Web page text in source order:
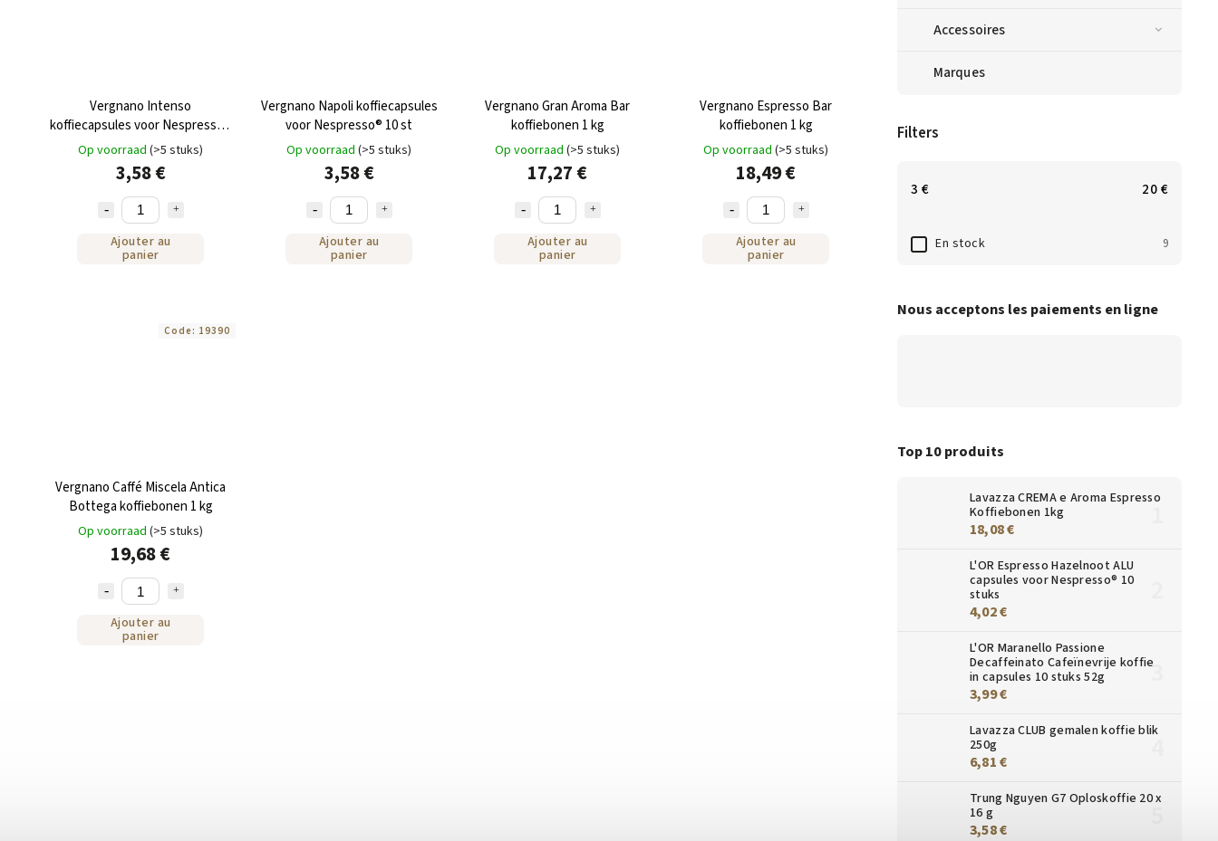
Accessoires
Marques
Filters
3 € 20€
En stock 9
Nous acceptons les paiements en ligne
Top 10 produits
Lavazza CREMA e Aroma Espresso
Koffiebonen 1kg
18,08 €
L'OR Espresso Hazelnoot ALU
capsules voor Nespresso® 10
stuks
4,02 €
L'OR Maranello Passione
Decaffeinato Cafeïnevrije koffie
in capsules 10 stuks 52g
3,99 €
Lavazza CLUB gemalen koffie blik
250g
6,81 €
Trung Nguyen G7 Oploskoffie 20 x
16 g
3,58 €
Vergnano Intenso
koffiecapsules voor Nespresso®
10 st
Op voorraad (>5 stuks)
3,58 €
Ajouter au
panier
Vergnano Napoli koffiecapsules
voor Nespresso® 10 st
Op voorraad (>5 stuks)
3,58 €
Ajouter au
panier
Vergnano Gran Aroma Bar
koffiebonen 1 kg
Op voorraad (>5 stuks)
17,27 €
Ajouter au
panier
Vergnano Espresso Bar
koffiebonen 1 kg
Op voorraad (>5 stuks)
18,49 €
Ajouter au
panier
Vergnano Caffé Miscela Antica
Bottega koffiebonen 1 kg
Op voorraad (>5 stuks)
19,68 €
Ajouter au
panier
Code: 19390